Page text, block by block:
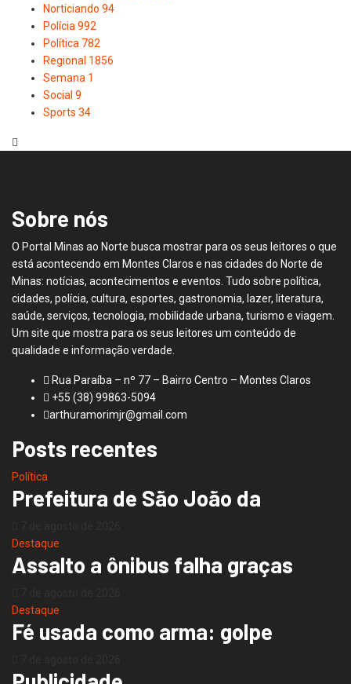
Norticiando 94
Polícia 992
Política 782
Regional 1856
Semana 1
Social 9
Sports 34
Sobre nós
O Portal Minas ao Norte busca mostrar para os seus leitores o que
está acontecendo em Montes Claros e nas cidades do Norte de
Minas: notícias, acontecimentos e eventos. Tudo sobre política,
cidades, polícia, cultura, esportes, gastronomia, lazer, literatura,
saúde, serviços, tecnologia, mobilidade urbana, turismo e viagem.
Um site que mostra para os seus leitores um conteúdo de
qualidade e informação verdade.
Rua Paraíba – nº 77 – Bairro Centro – Montes Claros
+55 (38) 99863-5094
arthuramorimjr@gmail.com
Posts recentes
Política
Prefeitura de São João da
Destaque
Assalto a ônibus falha graças
Destaque
Fé usada como arma: golpe